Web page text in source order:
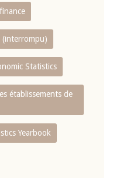
(interrompu)
Statistics
établissements de
Yearbook